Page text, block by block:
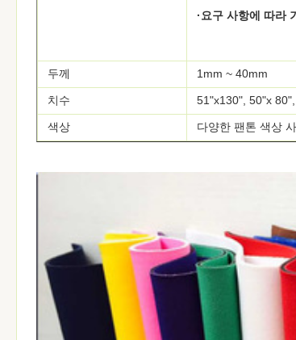
·요구 사항에 따라
두께 1mm ~ 40mm
치수 51"x130", 50"x
색상 다양한 팬톤 색상